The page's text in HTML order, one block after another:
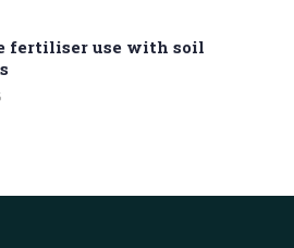
fertiliser use with soil